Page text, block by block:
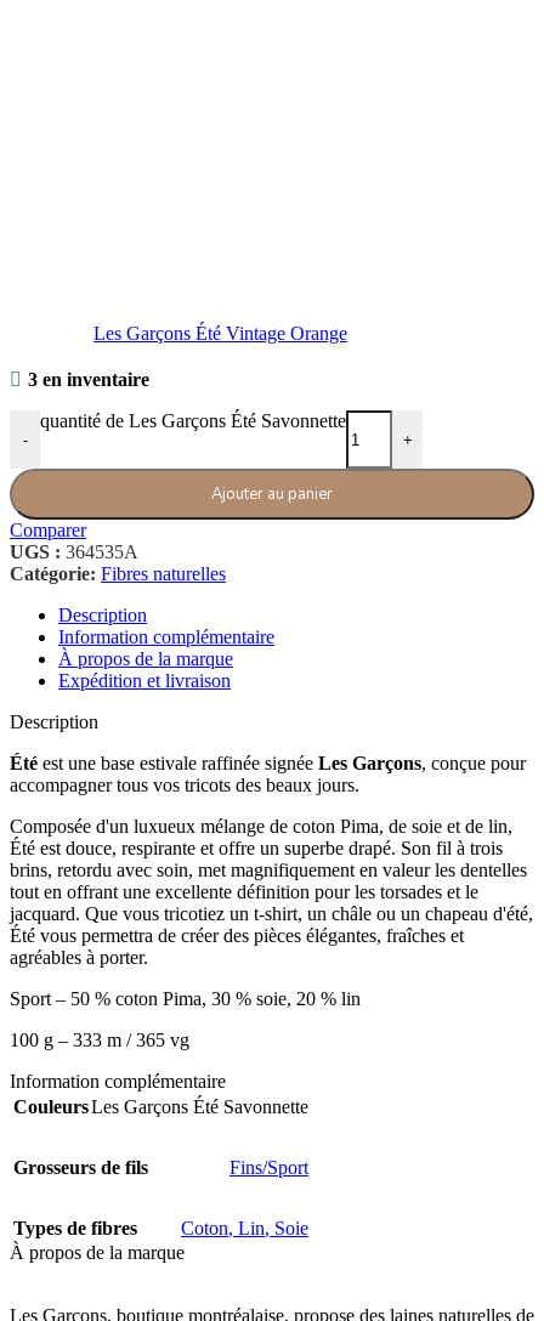
Les Garçons Été Vintage Orange
3 en inventaire
-
quantité de Les Garçons Été Savonnette
+
Ajouter au panier
Comparer
UGS : 364535A
Catégorie: Fibres naturelles
Description
Information complémentaire
À propos de la marque
Expédition et livraison
Description
Été est une base estivale raffinée signée Les Garçons, conçue pour
accompagner tous vos tricots des beaux jours.
Composée d'un luxueux mélange de coton Pima, de soie et de lin,
Été est douce, respirante et offre un superbe drapé. Son fil à trois
brins, retordu avec soin, met magnifiquement en valeur les dentelles
tout en offrant une excellente définition pour les torsades et le
jacquard. Que vous tricotiez un t-shirt, un châle ou un chapeau d'été,
Été vous permettra de créer des pièces élégantes, fraîches et
agréables à porter.
Sport – 50 % coton Pima, 30 % soie, 20 % lin
100 g – 333 m / 365 vg
Information complémentaire
CouleursLes Garçons Été Savonnette
Grosseurs de fils Fins/Sport
Types de fibres Coton, Lin, Soie
À propos de la marque
Les Garçons, boutique montréalaise, propose des laines naturelles de